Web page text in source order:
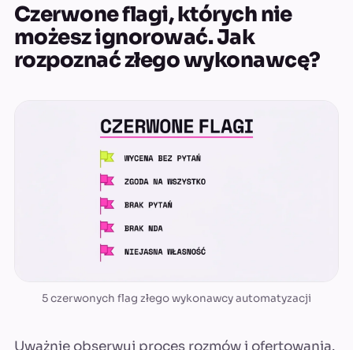
Czerwone flagi, których nie
możesz ignorować. Jak
rozpoznać złego wykonawcę?
5 czerwonych flag złego wykonawcy automatyzacji
Uważnie obserwuj proces rozmów i ofertowania.